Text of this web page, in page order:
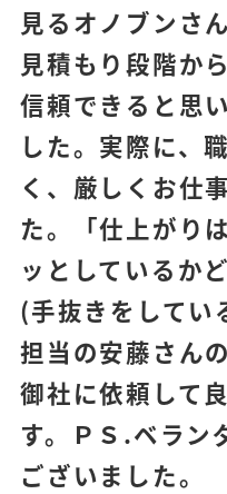
見るオノブンさ
見積もり段階か
信頼できると思
した。実際に、
く、厳しくお仕
た。「仕上がり
ッとしているか
(手抜きをしてい
担当の安藤さん
御社に依頼して
す。ＰＳ.ベラン
ございました。